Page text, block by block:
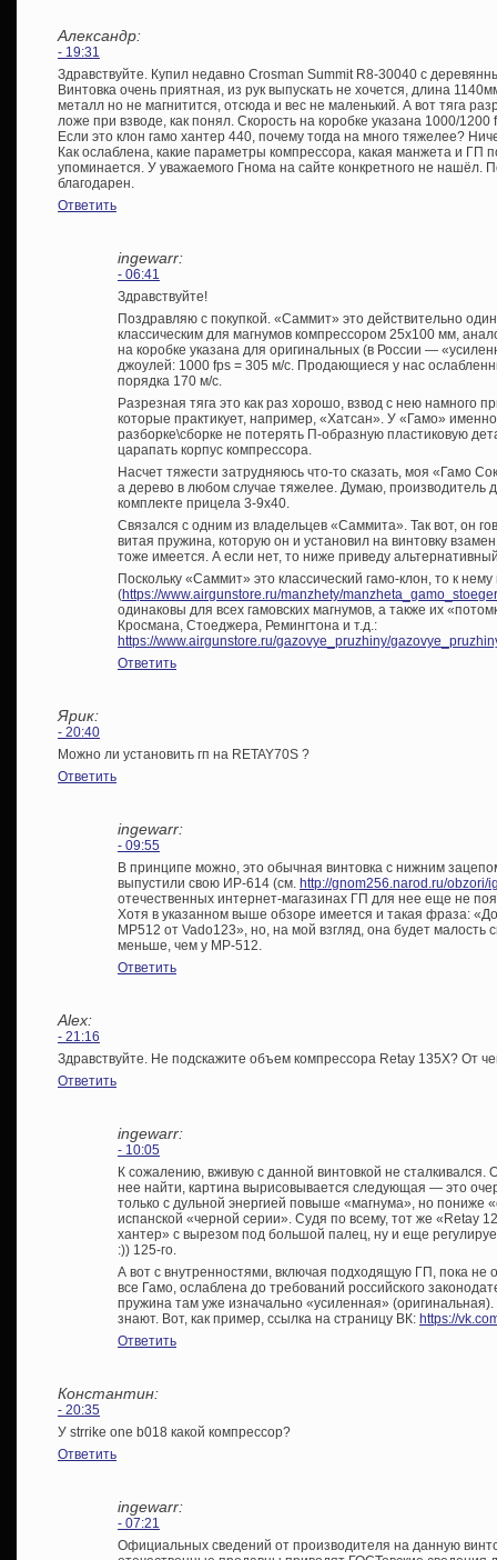
Александр:
- 19:31
Здравствуйте. Купил недавно Crosman Summit R8-30040 с
Винтовка очень приятная, из рук выпускать не хочется, длина
металл но не магнитится, отсюда и вес не маленький. А вот тяга
ложе при взводе, как понял. Скорость на коробке указана 1000/
Если это клон гамо хантер 440, почему тогда на много тяжелее?
Как ослаблена, какие параметры компрессора, какая манжета и ГП
упоминается. У уважаемого Гнома на сайте конкретного не нашёл.
благодарен.
Ответить
ingewarr:
- 06:41
Здравствуйте!
Поздравляю с покупкой. «Саммит» это действительно
классическим для магнумов компрессором 25х100 мм,
на коробке указана для оригинальных (в России —
джоулей: 1000 fps = 305 м/с. Продающиеся у нас
порядка 170 м/с.
Разрезная тяга это как раз хорошо, взвод с нею намного
которые практикует, например, «Хатсан». У «Гамо»
разборке\сборке не потерять П-образную пластиковую
царапать корпус компрессора.
Насчет тяжести затрудняюсь что-то сказать, моя «Гамо
а дерево в любом случае тяжелее. Думаю, производитель
комплекте прицела 3-9х40.
Связался с одним из владельцев «Саммита». Так вот, он
витая пружина, которую он и установил на винтовку
тоже имеется. А если нет, то ниже приведу
Поскольку «Саммит» это классический гамо-клон, то к
(https://www.airgunstore.ru/manzhety/
одинаковы для всех гамовских магнумов, а также их
Кросмана, Стоеджера, Ремингтона и т.д.:
https://www.airgunstore.ru/gazovye_pruzhiny/
Ответить
Ярик:
- 20:40
Можно ли установить гп на RETAY70S ?
Ответить
ingewarr:
- 09:55
В принципе можно, это обычная винтовка с нижним
выпустили свою ИР-614 (см. http://gnom256.narod.ru/obzori/
отечественных интернет-магазинах ГП для нее еще не
Хотя в указанном выше обзоре имеется и такая фраза:
МР512 от Vado123», но, на мой взгляд, она будет малость
меньше, чем у МР-512.
Ответить
Alex:
- 21:16
Здравствуйте. Не подскажите объем компрессора Retay 135X? От
Ответить
ingewarr:
- 10:05
К сожалению, вживую с данной винтовкой не сталкивался.
нее найти, картина вырисовывается следующая — это
только с дульной энергией повыше «магнума», но пониже
испанской «черной серии». Судя по всему, тот же «Retay
хантер» с вырезом под большой палец, ну и еще
:)) 125-го.
А вот с внутренностями, включая подходящую ГП, пока не
все Гамо, ослаблена до требований российского
пружина там уже изначально «усиленная»
знают. Вот, как пример, ссылка на страницу ВК: https://
Ответить
Константин:
- 20:35
У strrike one b018 какой компрессор?
Ответить
ingewarr:
- 07:21
Официальных сведений от производителя на данную